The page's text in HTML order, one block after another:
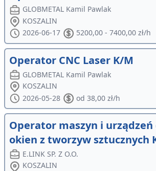
GLOBMETAL Kamil Pawlak
KOSZALIN
2026-06-17
5200,00 - 7400,00 zł/h
Operator CNC Laser K/M
GLOBMETAL Kamil Pawlak
KOSZALIN
2026-05-28
od 38,00 zł/h
Operator maszyn i
okien z tworzyw sztucznych
E.LINK SP. Z O.O.
KOSZALIN